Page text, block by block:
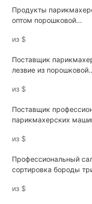
Продукты
оптом порошковой
беспроводное зарядное
пламени красные
триммер Lilipro m12
из $
Поставщик
лезвие из порошковой
зарядная база,
LILIPRO M12
из $
Поставщик
парикмахерских
порошковой
стрижки волос LILIPRO
из $
Профессиональный
сортировка бороды
металлургия лезвия
из $